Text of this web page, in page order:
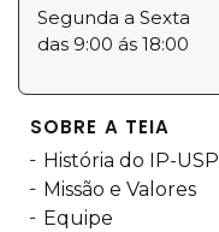
Segunda a Sexta
das 9:00 ás 18:00
SOBRE A TEIA
História do IP-USP
Missão e Valores
Equipe